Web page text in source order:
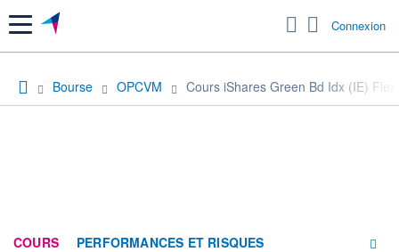
Menu Connexion
Bourse OPCVM Cours iShares Green Bd Idx (IE)
COURS PERFORMANCES ET RISQUES